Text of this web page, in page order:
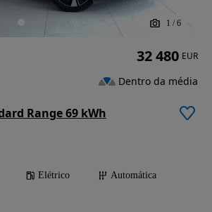
1 / 6
Range 69 kWh
Elétrico
Automática
32 480 EUR
Dentro da média